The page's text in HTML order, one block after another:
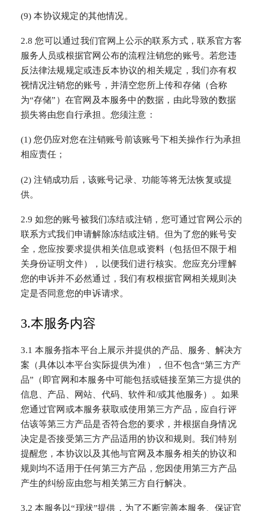
(9) 本协议规定的其他情况。
2.8 您可以通过我们官网上公示的联系方式，联系官方客
服务人员或根据官网公布的流程注销您的账号。若您违
反法律法规规定或违反本协议的相关规定，我们亦有权
视情况注销您的账号，并清空您所上传和存储（合称
为“存储”）在官网及本服务中的数据，由此导致的数据
损失将由您自行承担。您须注意：
(1) 您仍应对您在注销账号前该账号下相关操作行为承担
相应责任；
(2) 注销成功后，该账号记录、功能等将无法恢复或提
供。
2.9 如您的账号被我们冻结或注销，您可通过官网公示的
联系方式我们申请解除冻结或注销。但为了您的账号安
全，您应按要求提供相关信息或资料（包括但不限于相
关身份证明文件），以便我们进行核实。您应充分理解
您的申诉并不必然通过，我们有权根据官网相关规则决
定是否同意您的申诉请求。
3.本服务内容
3.1 本服务指本平台上展示并提供的产品、服务、解决方
案（具体以本平台实际提供为准），但不包含“第三方产
品”（即官网和本服务中可能包括或链接至第三方提供的
信息、产品、网站、代码、软件和/或其他服务）。如果
您通过官网或本服务获取或使用第三方产品，应自行评
估该等第三方产品是否符合您的要求，并根据自身情况
决定是否接受第三方产品适用的协议和规则。我们特别
提醒您，本协议以及其他与官网及本服务相关的协议和
规则均不适用于任何第三方产品，您因使用第三方产品
产生的纠纷应由您与相关第三方自行解决。
3.2 本服务以“现状”提供，为了不断完善本服务、保证官